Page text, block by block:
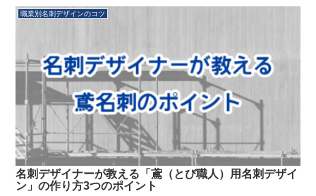
職業別名刺デザインのコツ
名刺デザイナーが教える「鳶（とび職人）用名刺デザイ
ン」の作り方3つのポイント